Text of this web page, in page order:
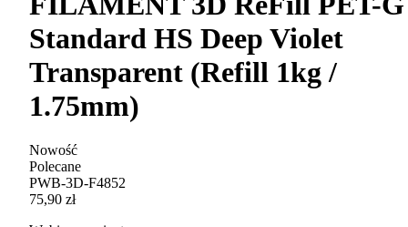
Standard HS Deep Violet
Transparent (Refill 1kg /
1.75mm)
Nowość
Polecane
PWB-3D-F4852
75,90 zł